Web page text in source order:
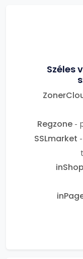
Széles
Regzone -
SSLmarket
inShop